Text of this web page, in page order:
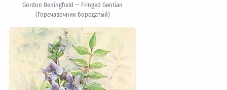
Gordon Beningfield — Fringed Gentian
(Горечавочник бородатый)